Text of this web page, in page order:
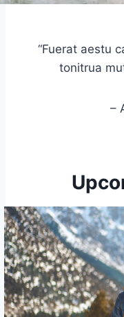
“Fuerat aestu
tonitrua
–